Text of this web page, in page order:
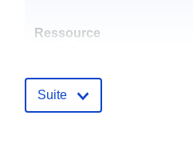
Ressource
Identificateurs:
Suite